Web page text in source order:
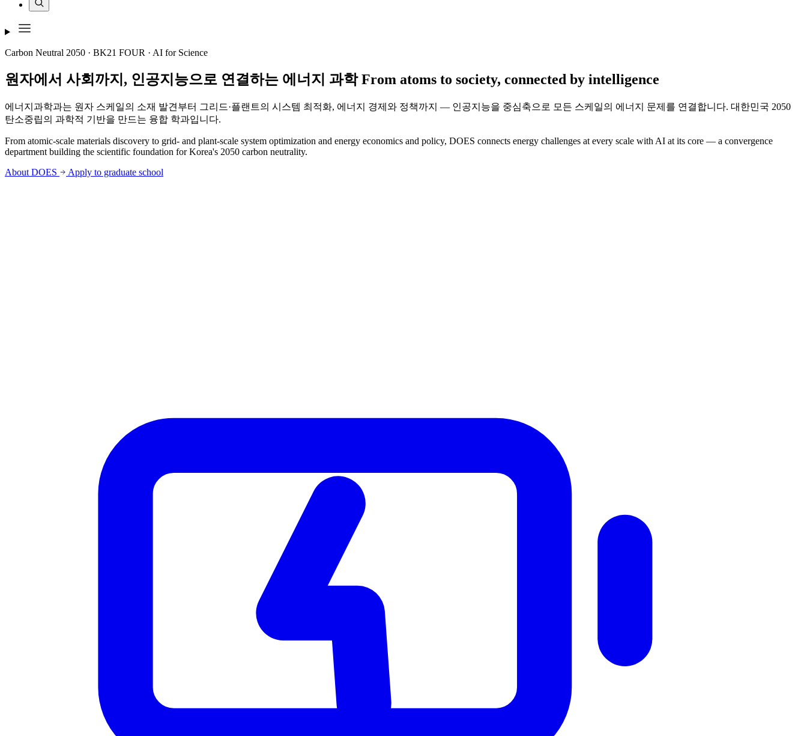
Carbon Neutral 2050 · BK21 FOUR · AI for Science
원자에서 사회까지, 인공지능으로 연결하는 에너지 과학From atoms to society, connected by intelligence
에너지과학과는 원자 스케일의 소재 발견부터 그리드·플랜트의 시스템 최적화, 에너지 경제와 정책까지 — 인공지능을 중심축으로 모든 스케일의 에너지 문제를 연결합니다. 대한민국 2050
탄소중립의 과학적 기반을 만드는 융합 학과입니다.
From atomic-scale materials discovery to grid- and plant-scale system optimization and energy economics and policy, DOES connects energy challenges at every scale with AI at its core — a convergence
department building the scientific foundation for Korea's 2050 carbon neutrality.
About DOES
Apply to graduate school